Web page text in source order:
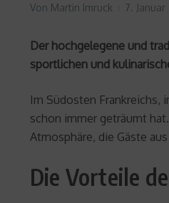
Von Martin Imruck 7. Januar
Der hochgelegene und
sportlichen und
Im Südosten Frankreichs,
schon immer geträumt
Atmosphäre, die Gäste
Die Vorteile